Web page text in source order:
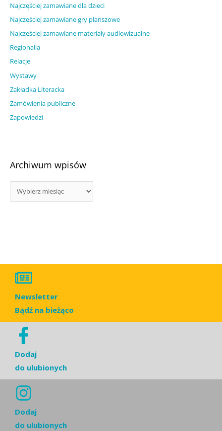
Najczęściej zamawiane dla dzieci
Najczęściej zamawiane gry planszowe
Najczęściej zamawiane materiały audiowizualne
Regionalia
Relacje
Wystawy
Zakładka Literacka
Zamówienia publiczne
Zapowiedzi
Archiwum wpisów
Newsletter
Bądź na bieżąco
Dodaj
do ulubionych
Dodaj
do ulubionych